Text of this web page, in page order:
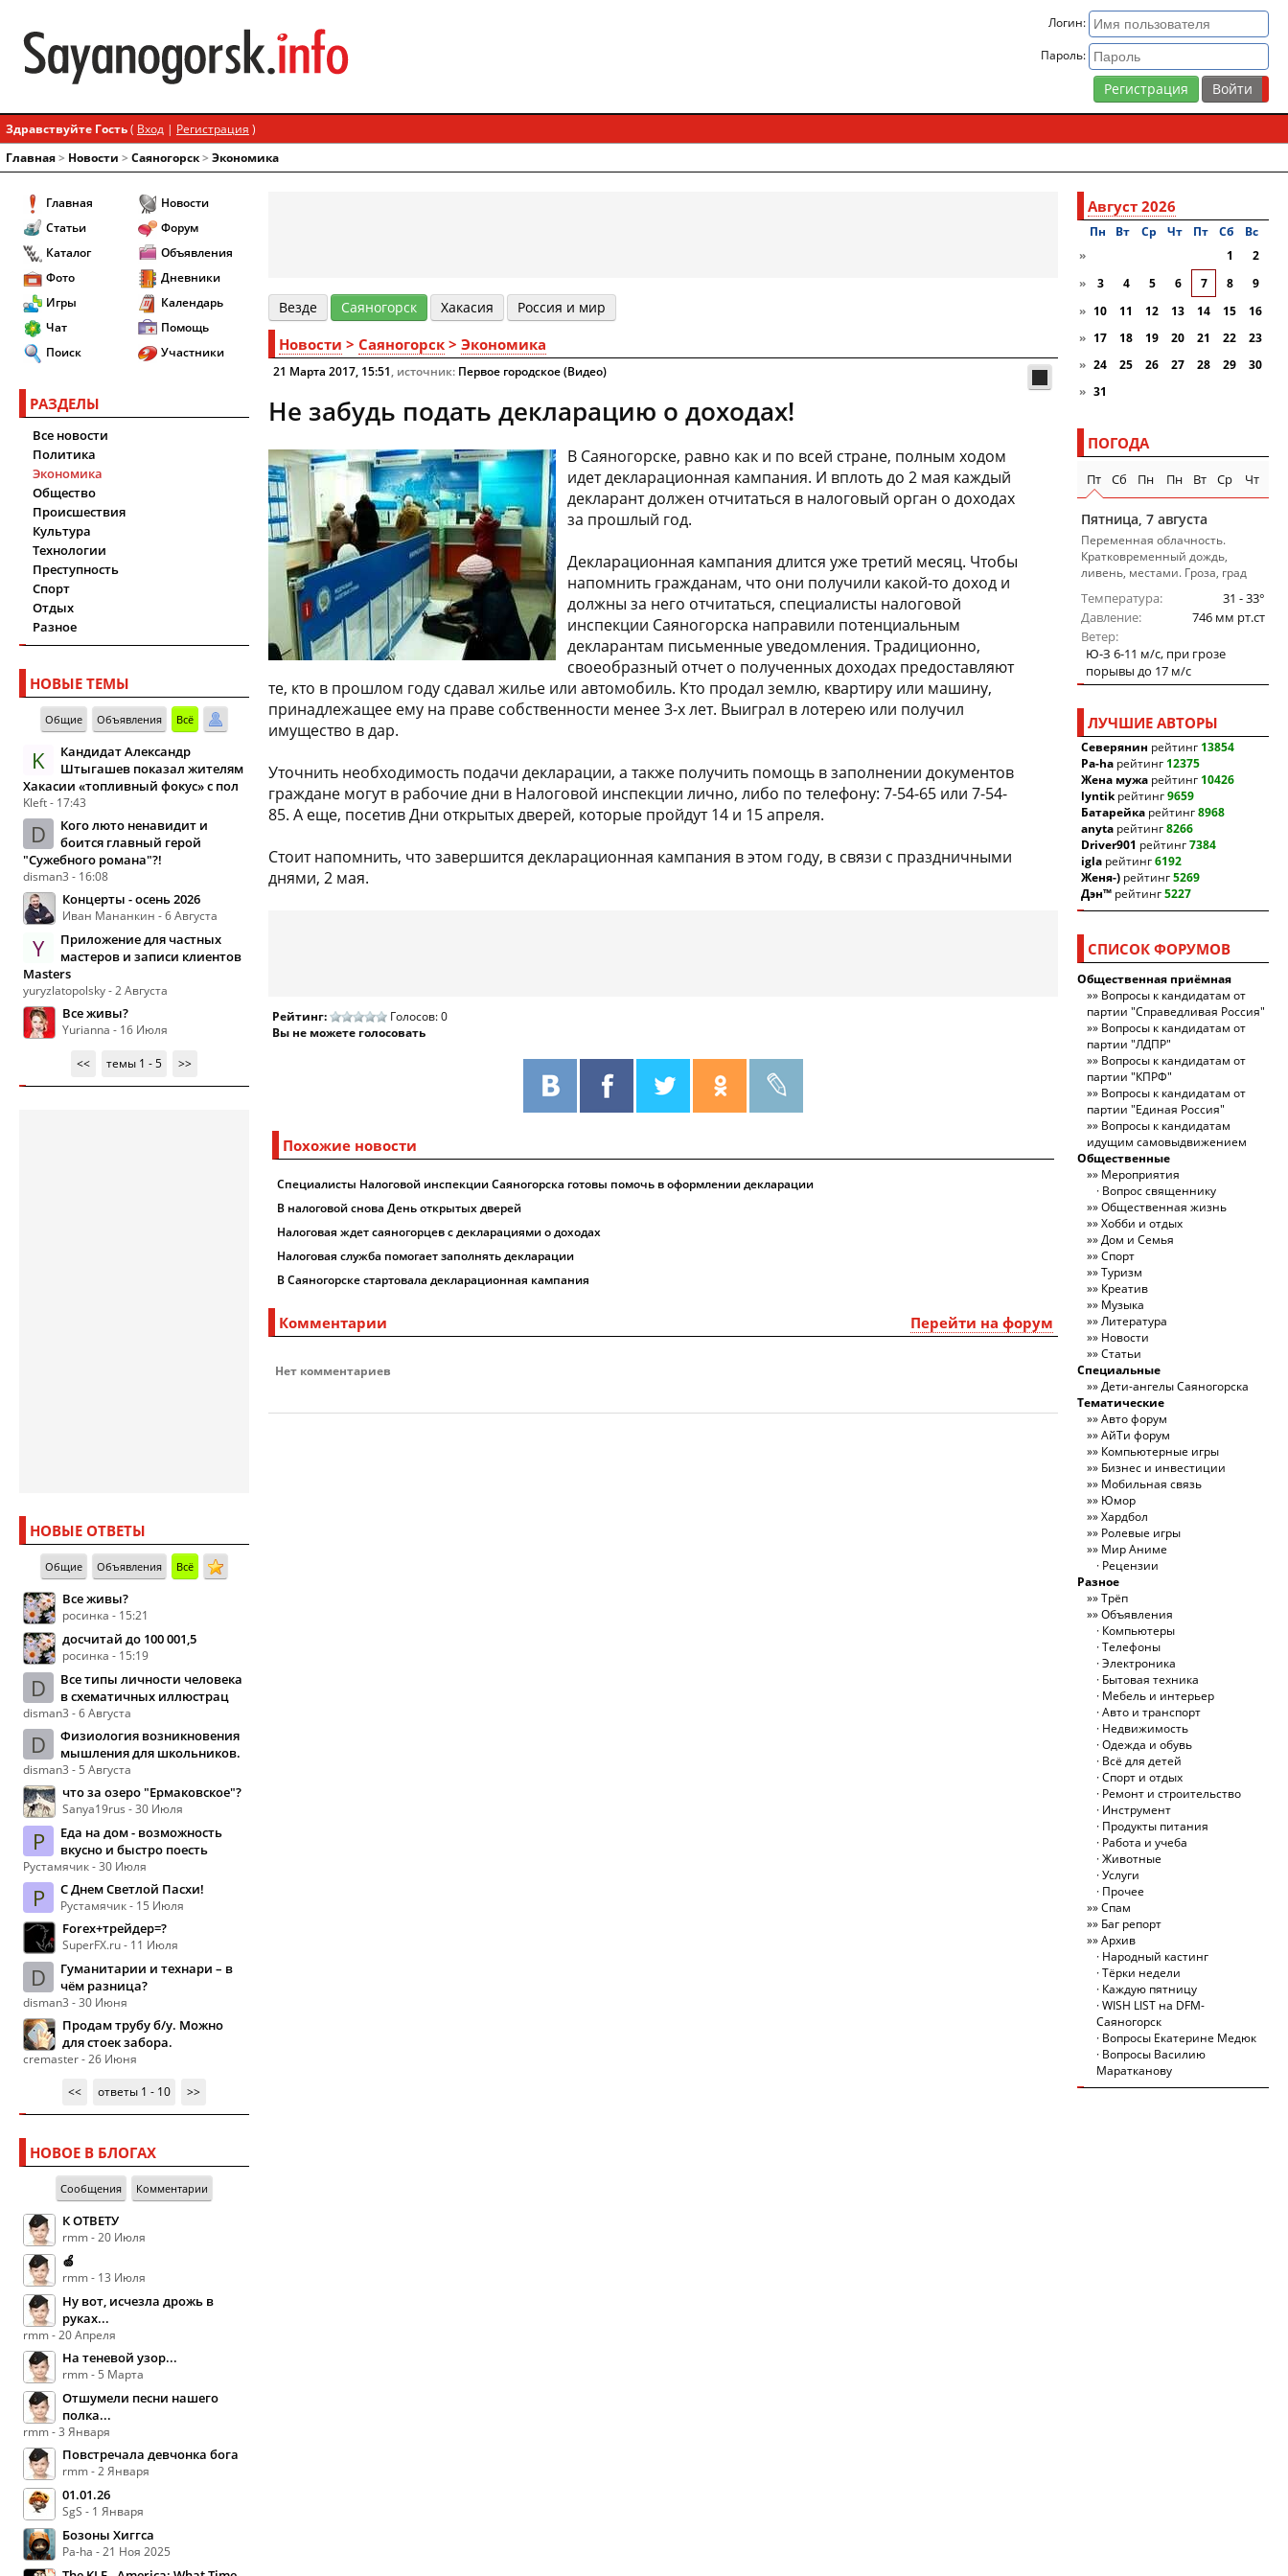
Логин:
Пароль:
Регистрация
Здравствуйте Гость( Вход | Регистрация )
Главная> Новости > Cаяногорск> Экономика
Главная
Статьи
Каталог
Фото
Игры
Чат
Поиск
Новости
Форум
Объявления
Дневники
Календарь
Помощь
Участники
РАЗДЕЛЫ
Все новости
Политика
Экономика
Общество
Происшествия
Культура
Технологии
Преступность
Спорт
Отдых
Разное
НОВЫЕ ТЕМЫ
Общие Объявления Всё
K
Кандидат Александр
Штыгашев показал жителям
Хакасии «топливный фокус» с пол
Kleft - 17:43
D
Кого люто ненавидит и
боится главный герой
"Сужебного романа"?!
disman3 - 16:08
Концерты - осень 2026
Иван Мананкин - 6 Августа
Y
Приложение для частных
мастеров и записи клиентов
Masters
yuryzlatopolsky - 2 Августа
Все живы?
Yurianna - 16 Июля
<< темы 1 - 5 >>
НОВЫЕ ОТВЕТЫ
Общие Объявления Всё
Все живы?
росинка - 15:21
досчитай до 100 001,5
росинка - 15:19
D
Все типы личности человека
в схематичных иллюстрац
disman3 - 6 Августа
D
Физиология возникновения
мышления для школьников.
disman3 - 5 Августа
что за озеро "Ермаковское"?
Sanya19rus - 30 Июля
Р
Еда на дом - возможность
вкусно и быстро поесть
Рустамячик - 30 Июля
Р С Днем Светлой Пасхи!
Рустамячик - 15 Июля
Forex+трейдер=?
SuperFX.ru - 11 Июля
D
Гуманитарии и технари – в
чём разница?
disman3 - 30 Июня
Продам трубу б/у. Можно
для стоек забора.
cremaster - 26 Июня
<<
ответы 1 - 10 >>
НОВОЕ В БЛОГАХ
Сообщения Комментарии
К ОТВЕТУ
rmm - 20 Июля
🍏
rmm - 13 Июля
Ну вот, исчезла дрожь в
руках...
rmm - 20 Апреля
На теневой узор...
rmm - 5 Марта
Отшумели песни нашего
полка...
rmm - 3 Января
Повстречала девчонка бога
rmm - 2 Января
01.01.26
SgS - 1 Января
Бозоны Хиггса
Pa-ha - 21 Ноя 2025
Везде Cаяногорск Хакасия Россия и мир
Новости > Cаяногорск > Экономика
21 Марта 2017, 15:51, источник: Первое городское (Видео)
Не забудь подать декларацию о доходах!
В Саяногорске, равно как и по всей стране, полным ходом
идет декларационная кампания. И вплоть до 2 мая каждый
декларант должен отчитаться в налоговый орган о доходах
за прошлый год.
Декларационная кампания длится уже третий месяц. Чтобы
напомнить гражданам, что они получили какой-то доход и
должны за него отчитаться, специалисты налоговой
инспекции Саяногорска направили потенциальным
декларантам письменные уведомления. Традиционно,
своеобразный отчет о полученных доходах предоставляют
те, кто в прошлом году сдавал жилье или автомобиль. Кто продал землю, квартиру или машину,
принадлежащее ему на праве собственности менее 3-х лет. Выиграл в лотерею или получил
имущество в дар.
Уточнить необходимость подачи декларации, а также получить помощь в заполнении документов
граждане могут в рабочие дни в Налоговой инспекции лично, либо по телефону: 7-54-65 или 7-54-
85. А еще, посетив Дни открытых дверей, которые пройдут 14 и 15 апреля.
Стоит напомнить, что завершится декларационная кампания в этом году, в связи с праздничными
днями, 2 мая.
Рейтинг:
Голосов: 0
Вы не можете голосовать
Похожие новости
Специалисты Налоговой инспекции Саяногорска готовы помочь в оформлении декларации
В налоговой снова День открытых дверей
Налоговая ждет саяногорцев с декларациями о доходах
Налоговая служба помогает заполнять декларации
В Саяногорске стартовала декларационная кампания
Перейти на форум
Комментарии
Нет комментариев
Август 2026
Пн Вт Ср Чт Пт Сб
Вc
»
1
2
»
3 4 5 6 7 8
9
» 10 11 12 13 14 15
16
» 17 18 19 20 21 22
23
» 24 25 26 27 28 29
30
» 31
ПОГОДА
Пт Сб Пн Пн Вт Ср Чт
Пятница, 7 августа
Переменная облачность.
Кратковременный дождь,
ливень, местами. Гроза, град
Температура
31 - 33°
Давление
746 мм рт.ст
Ветер
Ю-З 6-11 м/c, при грозе
порывы до 17 м/c
ЛУЧШИЕ АВТОРЫ
Северянин рейтинг 13854
Pa-ha рейтинг 12375
Жена мужа рейтинг 10426
lyntikрейтинг9659
Батарейка рейтинг8968
anyta рейтинг8266
Driver901 рейтинг7384
igla рейтинг6192
Женя-) рейтинг5269
Дэн™ рейтинг5227
СПИСОК ФОРУМОВ
Общественная приёмная
Вопросы к кандидатам от
партии "Справедливая Россия"
Вопросы к кандидатам от
партии "ЛДПР"
Вопросы к кандидатам от
партии "КПРФ"
Вопросы к кандидатам от
партии "Единая Россия"
Вопросы к кандидатам
идущим самовыдвижением
Общественные
Мероприятия
Вопрос священнику
Общественная жизнь
Хобби и отдых
Дом и Семья
Спорт
Туризм
Креатив
Музыка
Литература
Новости
Статьи
Специальные
Дети-ангелы Саяногорска
Тематические
Авто форум
АйТи форум
Компьютерные игры
Бизнес и инвестиции
Мобильная связь
Юмор
Хардбол
Ролевые игры
Мир Аниме
Рецензии
Разное
Трёп
Объявления
Компьютеры
Телефоны
Электроника
Бытовая техника
Мебель и интерьер
Авто и транспорт
Недвижимость
Одежда и обувь
Всё для детей
Спорт и отдых
Ремонт и строительство
Инструмент
Продукты питания
Работа и учеба
Животные
Услуги
Прочее
Спам
Баг репорт
Архив
Народный кастинг
Тёрки недели
Каждую пятницу
WISH LIST на DFM-
Саяногорск
Вопросы Екатерине Медюк
Вопросы Василию
Маратканову